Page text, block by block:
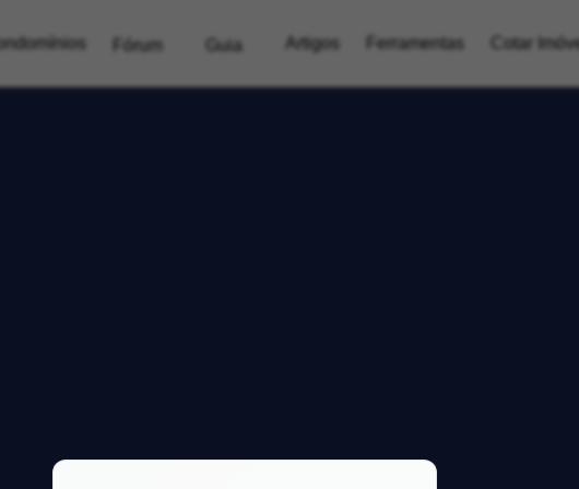
Fórum Guia Artigos Ferramentas Cotar